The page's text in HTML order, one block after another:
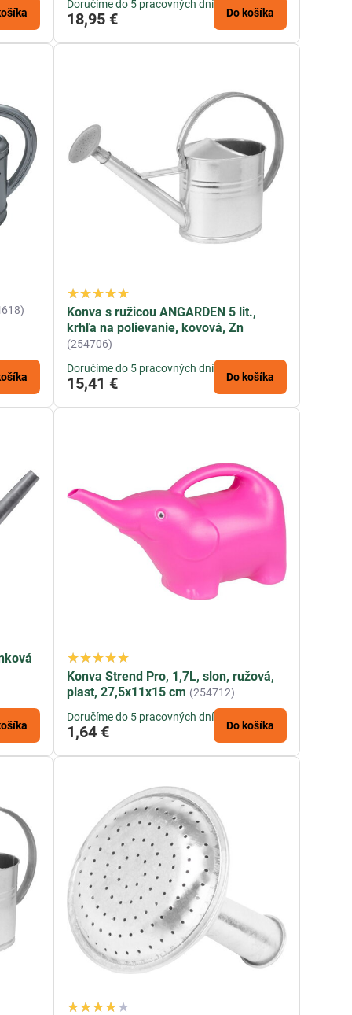
Doručíme do 5 pracovných dní
18,95 € Do košíka
Konva s ružicou ANGARDEN 5 lit.,
krhľa na polievanie, kovová, Zn
(254706)
Doručíme do 5 pracovných dní
15,41 € Do košíka
Konva Strend Pro, 1,7L, slon, ružová,
plast, 27,5x11x15 cm (254712)
Doručíme do 5 pracovných dní
1,64 € Do košíka